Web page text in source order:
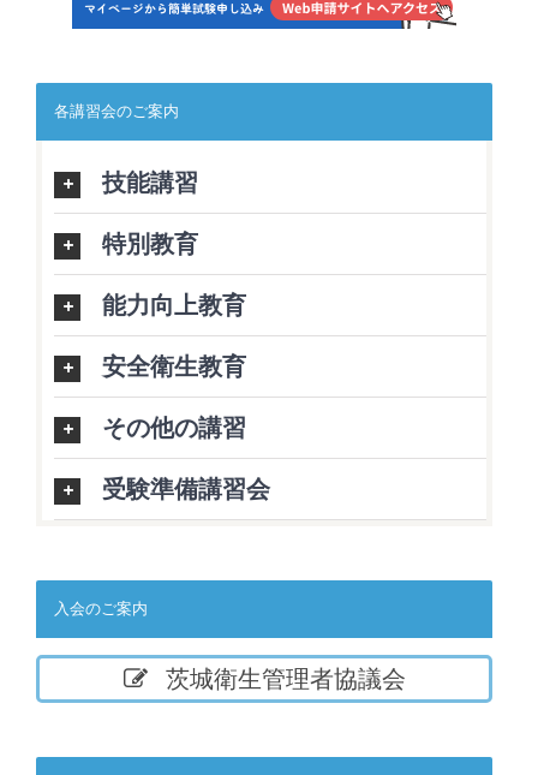
各講習会のご案内
技能講習
特別教育
能力向上教育
安全衛生教育
その他の講習
受験準備講習会
入会のご案内
茨城衛生管理者協議会